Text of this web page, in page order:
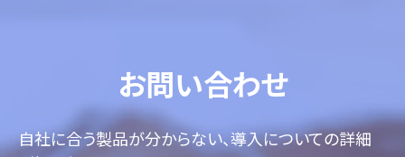
お問い合わせ
自社に合う製品が分からない、導入についての詳細